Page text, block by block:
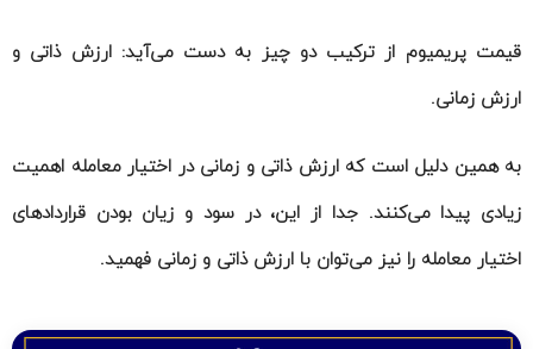
قیمت پریمیوم از ترکیب دو چیز به دست می‌آید: ارزش ذاتی و
ارزش زمانی.
به همین دلیل است که ارزش ذاتی و زمانی در اختیار معامله اهمیت
زیادی پیدا می‌کنند. جدا از این، در سود و زیان بودن قراردادهای
اختیار معامله را نیز می‌توان با ارزش ذاتی و زمانی فهمید.